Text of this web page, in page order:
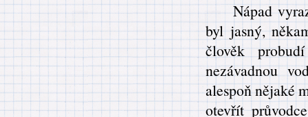
Nápad
byl jasný,
člověk
nezávadnou
alespoň nějaké
otevřít